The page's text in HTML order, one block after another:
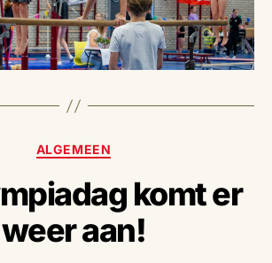
Categorieën
ALGEMEEN
komt er
weer aan!